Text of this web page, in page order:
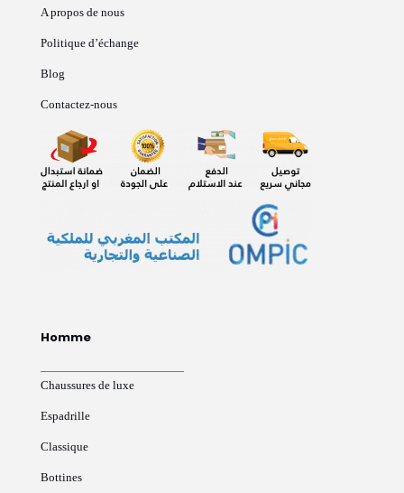
A propos de nous
Politique d’échange
Blog
Contactez-nous
Homme
Chaussures de luxe
Espadrille
Classique
Bottines